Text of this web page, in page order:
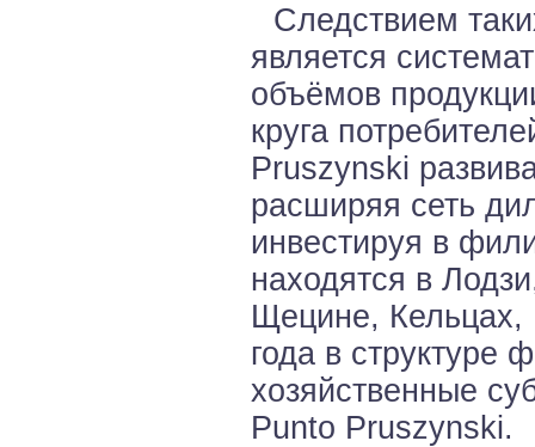
Следствием
является
объёмов
круга
Pruszynski
расширяя сеть
инвестируя в
находятся в
Щецине, Кельцах,
года в структуре
хозяйственные
Punto Pruszynski.